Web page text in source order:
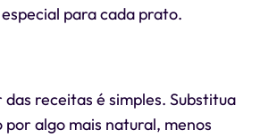
para cada prato.
receitas é simples. Substitua
algo mais natural, menos